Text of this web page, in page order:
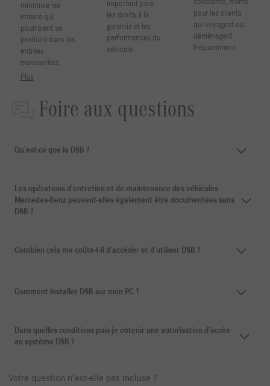
minimise les
erreurs qui
pourraient se
produire dans les
entrées
manuscrites.
Plus
important pour
les droits à la
garantie et les
performances du
véhicule.
constante, même
pour les clients
qui voyagent ou
déménagent
fréquemment.
Foire aux questions
Qu’est-ce que la DSB ?
Les opérations d’entretien et de maintenance des véhicules
Mercedes-Benz peuvent-elles également être documentées sans
DSB ?
Combien cela me coûte-t-il d’accéder et d’utiliser DSB ?
Comment installer DSB sur mon PC ?
Dans quelles conditions puis-je obtenir une autorisation d’accès
au système DSB ?
Votre question n’est-elle pas incluse ?